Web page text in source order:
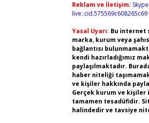
Reklam ve İletişim: Skype:
live:.cid.575569c608265c69
Yasal Uyarı: Bu internet
marka, kurum veya
bağlantısı
kendi hazırladığımız
paylaşılmaktadır.
haber niteliği
ve kişiler hakkında
Gerçek kurum ve
tamamen tesadüfidir.
halindedir ve tavsiye